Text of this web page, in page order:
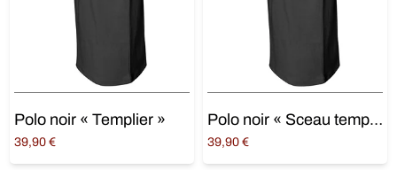
Polo noir « Templier »
39,90 €
Choix des options
Polo noir « Sceau templier »
39,90 €
Choix des options